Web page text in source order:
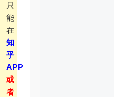
只
能
在
知
乎
APP
或
者